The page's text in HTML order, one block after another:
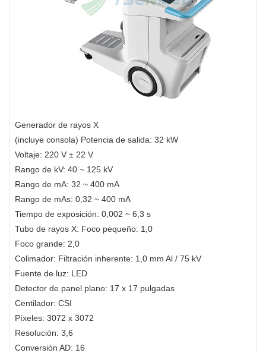
Generador de rayos X
(incluye consola) Potencia de salida: 32 kW
Voltaje: 220 V ± 22 V
Rango de kV: 40 ~ 125 kV
Rango de mA: 32 ~ 400 mA
Rango de mAs: 0,32 ~ 400 mA
Tiempo de exposición: 0,002 ~ 6,3 s
Tubo de rayos X: Foco pequeño: 1,0
Foco grande: 2,0
Colimador: Filtración inherente: 1,0 mm Al / 75 kV
Fuente de luz: LED
Detector de panel plano: 17 x 17 pulgadas
Centilador: CSI
Píxeles: 3072 x 3072
Resolución: 3,6
Conversión AD: 16